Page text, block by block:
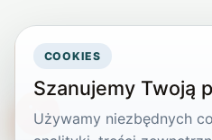
COOKIES
Szanujemy Twoją
Używamy niezbędnych
TikTokowa Jelonka